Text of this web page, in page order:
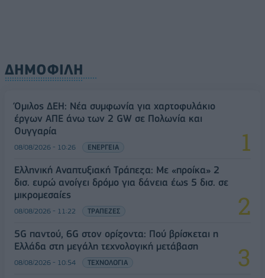
ΔΗΜΟΦΙΛΗ
Όμιλος ΔΕΗ: Νέα συμφωνία για χαρτοφυλάκιο
έργων ΑΠΕ άνω των 2 GW σε Πολωνία και
Ουγγαρία
08/08/2026 - 10:26 ΕΝΕΡΓΕΙΑ
Ελληνική Αναπτυξιακή Τράπεζα: Με «προίκα» 2
δισ. ευρώ ανοίγει δρόμο για δάνεια έως 5 δισ. σε
μικρομεσαίες
08/08/2026 - 11:22 ΤΡΑΠΕΖΕΣ
5G παντού, 6G στον ορίζοντα: Πού βρίσκεται η
Ελλάδα στη μεγάλη τεχνολογική μετάβαση
08/08/2026 - 10:54 ΤΕΧΝΟΛΟΓΙΑ